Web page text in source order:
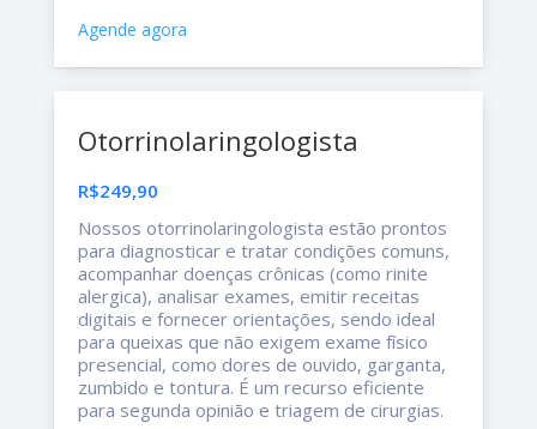
Agende agora
Otorrinolaringologista
R$249,90
Nossos otorrinolaringologista estão prontos
para diagnosticar e tratar condições comuns,
acompanhar doenças crônicas (como rinite
alergica), analisar exames, emitir receitas
digitais e fornecer orientações, sendo ideal
para queixas que não exigem exame físico
presencial, como dores de ouvido, garganta,
zumbido e tontura. É um recurso eficiente
para segunda opinião e triagem de cirurgias.